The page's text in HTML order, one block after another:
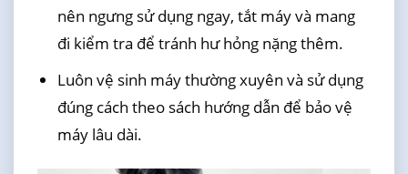
nên ngưng sử dụng ngay, tắt máy và mang
đi kiểm tra để tránh hư hỏng nặng thêm.
Luôn vệ sinh máy thường xuyên và sử dụng
đúng cách theo sách hướng dẫn để bảo vệ
máy lâu dài.